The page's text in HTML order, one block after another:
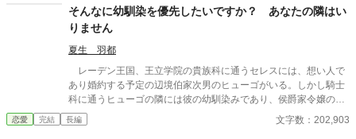
の名はフレイヤ・ハリアン。 数ヶ月前に亡くなったパルムクラン
ツ伯爵の令嬢とのこと。 「パルムクランツ卿と言えば……ほら」
「あ」 パールに言われて思い出した。 中年に差し掛かったアルメ
アン侯爵令嬢を娶り、その私生児まで引き取ったお爺ちゃん……
「えっ！？ じゃあフレイヤって侯爵家の血筋なの！？」 どうし
よう。もし秘密の父親まで超高貴な方だったりしたらもう太刀打
ちできない。 ところが……。 「妹が御迷惑をおかけし申し訳あり
ません」 パルムクランツ伯爵令嬢、の、オリガ。高貴な血筋かも
しれない例の連れ子が現れた。 「妹は、養父が晩年になって引き
そんなに幼馴染を優先したいですか？ あなたの隣はい
りません
夏生 羽都
レーデン王国、王立学院の貴族科に通うセレスには、想い人で
あり婚約する予定の辺境伯家次男のヒューゴがいる。しかし騎士
科に通うヒューゴの隣には彼の幼馴染みであり、侯爵家令嬢のニ
ーナがいつもいるのだった。 子爵家に後見をしてもらう事で学
院へ通っているセレスは、高位貴族であるニーナとヒューゴに強
恋愛 完結 長編 文字数：202,903